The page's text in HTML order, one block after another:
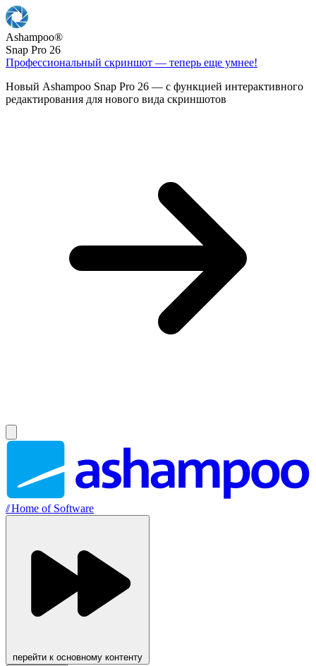
Ashampoo®
Snap Pro 26
Профессиональный скриншот — теперь еще умнее!
Новый Ashampoo Snap Pro 26 — с функцией интерактивного
редактирования для нового вида скриншотов
//Home of Software
перейти к основному контенту